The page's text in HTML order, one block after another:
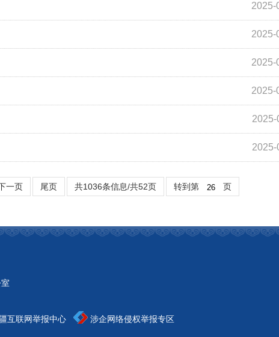
2025-
2025-
2025-
2025-
2025-
2025-
一页 尾页 共1036条信息/共52页 转到第 页
互联网举报中心
涉企网络侵权举报专区